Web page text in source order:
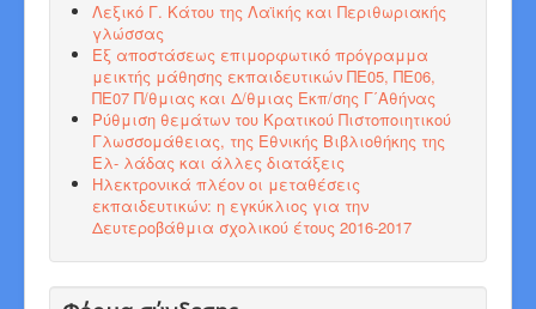
Λεξικό Γ. Κάτου της Λαϊκής και Περιθωριακής
γλώσσας
Εξ αποστάσεως επιμορφωτικό πρόγραμμα
μεικτής μάθησης εκπαιδευτικών ΠΕ05, ΠΕ06,
ΠΕ07 Π/θμιας και Δ/θμιας Εκπ/σης Γ΄Αθήνας
Ρύθμιση θεμάτων του Κρατικού Πιστοποιητικού
Γλωσσομάθειας, της Εθνικής Βιβλιοθήκης της
Ελ- λάδας και άλλες διατάξεις
Ηλεκτρονικά πλέον οι μεταθέσεις
εκπαιδευτικών: η εγκύκλιος για την
Δευτεροβάθμια σχολικού έτους 2016-2017